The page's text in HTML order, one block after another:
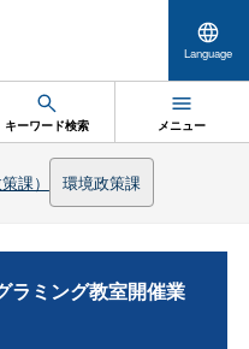
Language
キーワード検索 メニュー
課） 環境政策課
ラミング教室開催業